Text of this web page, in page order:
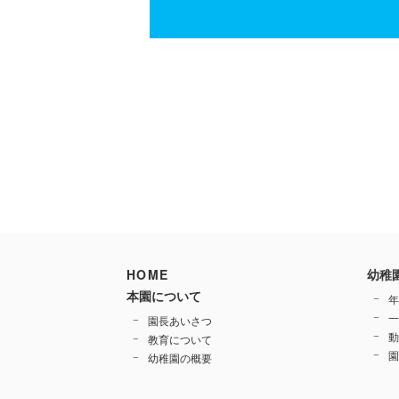
HOME
本園について
園長あいさつ
教育について
幼稚園の概要
幼稚